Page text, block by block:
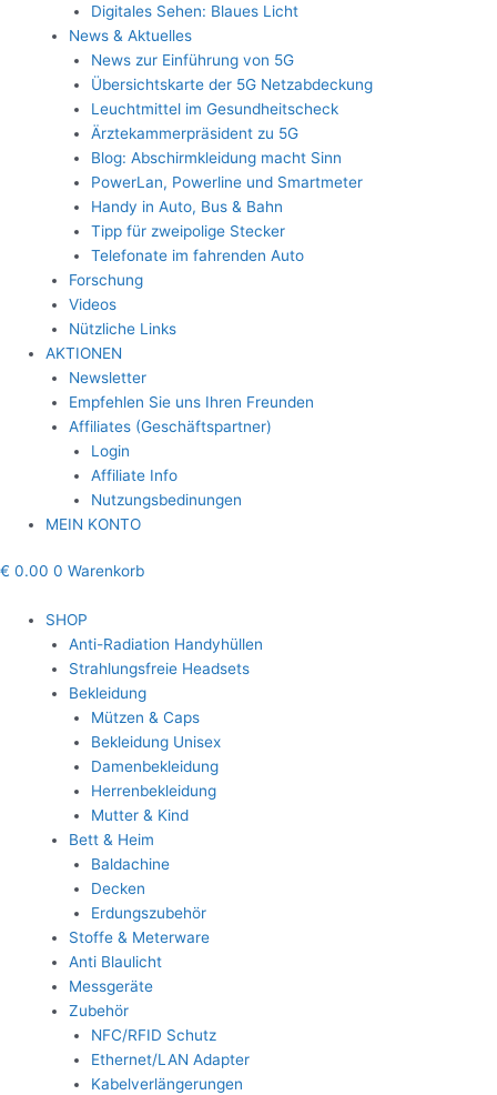
Digitales Sehen: Blaues Licht
News & Aktuelles
News zur Einführung von 5G
Übersichtskarte der 5G Netzabdeckung
Leuchtmittel im Gesundheitscheck
Ärztekammerpräsident zu 5G
Blog: Abschirmkleidung macht Sinn
PowerLan, Powerline und Smartmeter
Handy in Auto, Bus & Bahn
Tipp für zweipolige Stecker
Telefonate im fahrenden Auto
Forschung
Videos
Nützliche Links
AKTIONEN
Newsletter
Empfehlen Sie uns Ihren Freunden
Affiliates (Geschäftspartner)
Login
Affiliate Info
Nutzungsbedinungen
MEIN KONTO
€ 0.00 0 Warenkorb
SHOP
Anti-Radiation Handyhüllen
Strahlungsfreie Headsets
Bekleidung
Mützen & Caps
Bekleidung Unisex
Damenbekleidung
Herrenbekleidung
Mutter & Kind
Bett & Heim
Baldachine
Decken
Erdungszubehör
Stoffe & Meterware
Anti Blaulicht
Messgeräte
Zubehör
NFC/RFID Schutz
Ethernet/LAN Adapter
Kabelverlängerungen